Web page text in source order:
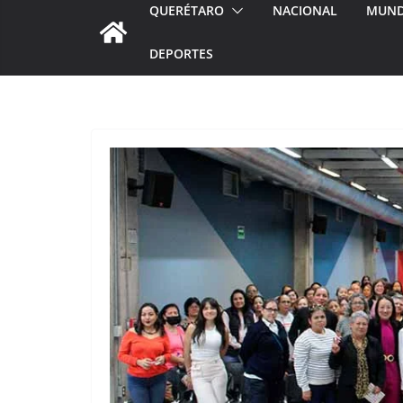
QUERÉTARO NACIONAL
DEPORTES